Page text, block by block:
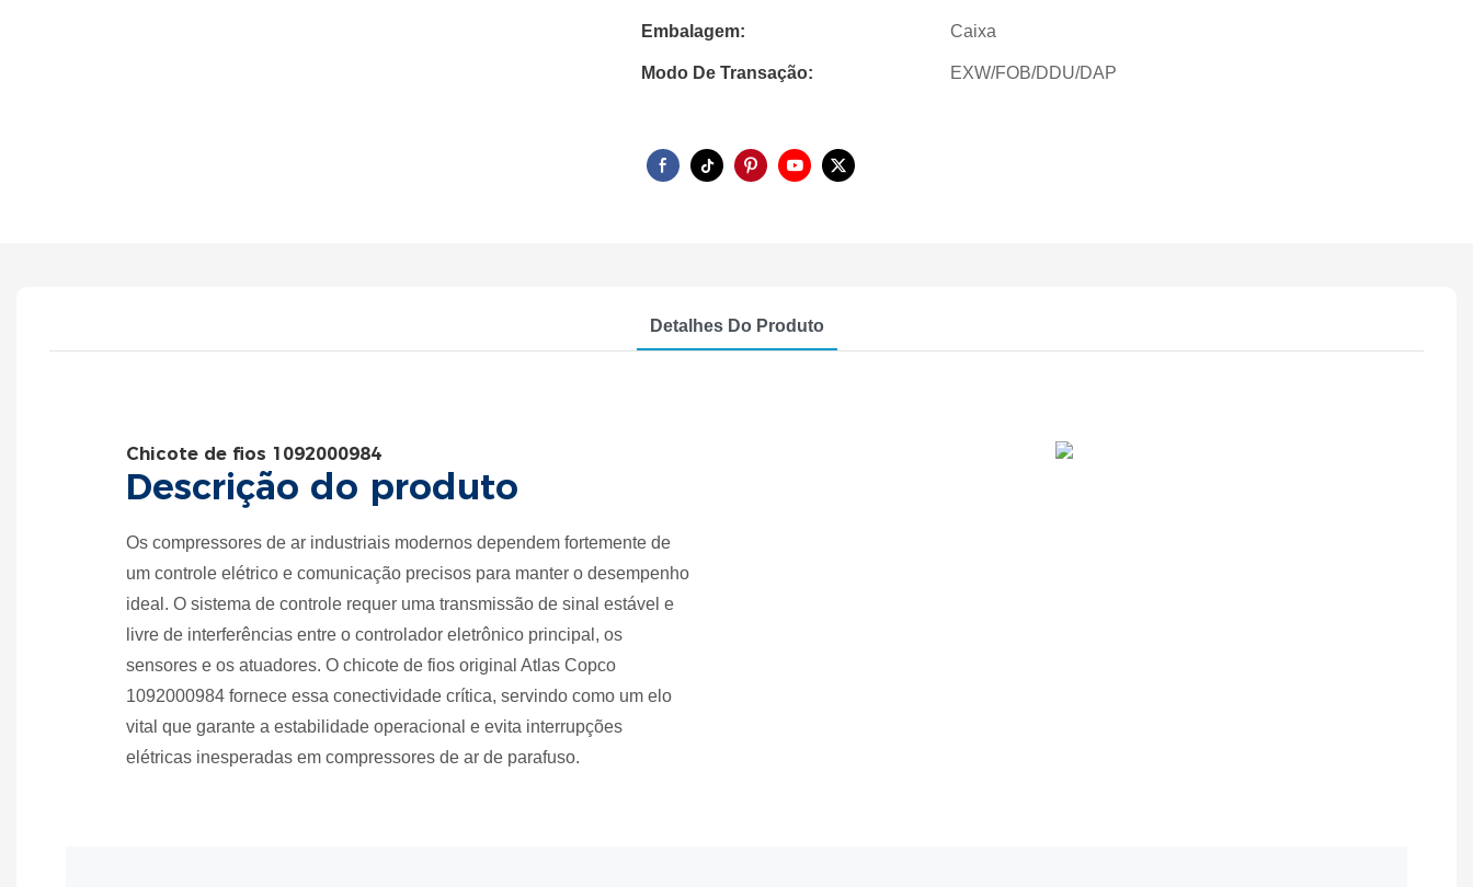
Embalagem: Caixa
Modo De Transação: EXW/FOB/DDU/DAP
Detalhes Do Produto
Chicote de fios 1092000984
Descrição do produto
Os compressores de ar industriais modernos dependem fortemente de
um controle elétrico e comunicação precisos para manter o desempenho
ideal. O sistema de controle requer uma transmissão de sinal estável e
livre de interferências entre o controlador eletrônico principal, os
sensores e os atuadores. O chicote de fios original Atlas Copco
1092000984 fornece essa conectividade crítica, servindo como um elo
vital que garante a estabilidade operacional e evita interrupções
elétricas inesperadas em compressores de ar de parafuso.